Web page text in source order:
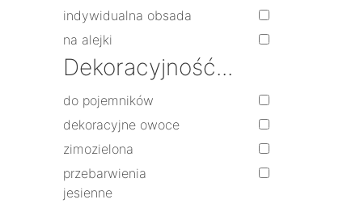
indywidualna obsada
na alejki
Dekoracyjność...
do pojemników
dekoracyjne owoce
zimozielona
przebarwienia
jesienne